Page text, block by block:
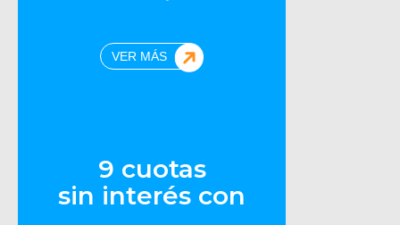
VER MÁS
9 cuotas
sin interés con